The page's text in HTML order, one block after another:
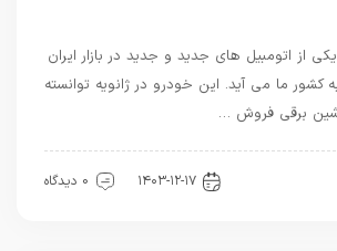
Volkswagen Id.4 یکی از اتومبیل های جدید و جدید در بازار ایران
کشور ما می آید. این خودرو در ژانویه توانسته
برقی فروش …
۱۴۰۳-۱۲-۱۷ 0 دیدگاه